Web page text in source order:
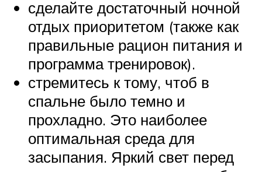
сделайте достаточный ночной
отдых приоритетом (также как
правильные рацион питания и
программа тренировок).
стремитесь к тому, чтоб в
спальне было темно и
прохладно. Это наиболее
оптимальная среда для
засыпания. Яркий свет перед